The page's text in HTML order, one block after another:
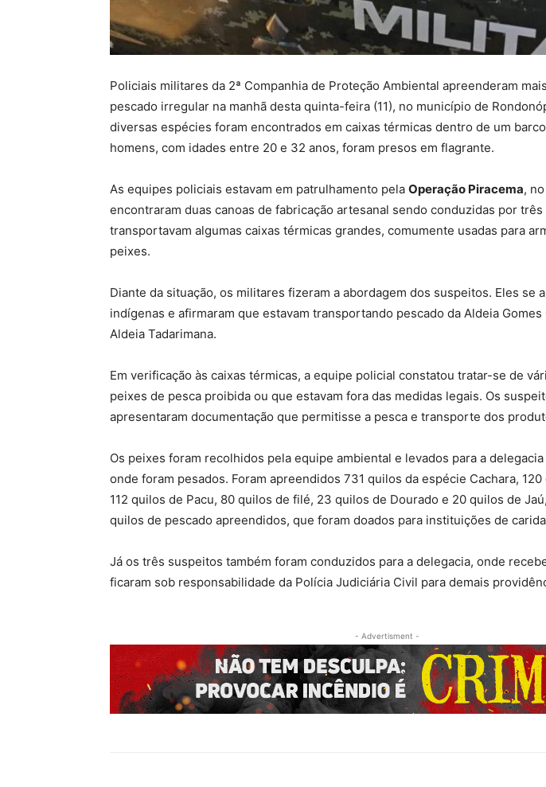
Policiais militares da 2ª Companhia de Proteção Ambiental apreenderam
pescado irregular na manhã desta quinta-feira (11), no município de
diversas espécies foram encontrados em caixas térmicas dentro de um
homens, com idades entre 20 e 32 anos, foram presos em flagrante.
As equipes policiais estavam em patrulhamento pela Operação Piracema,
encontraram duas canoas de fabricação artesanal sendo conduzidas por
transportavam algumas caixas térmicas grandes, comumente usadas para
peixes.
Diante da situação, os militares fizeram a abordagem dos suspeitos. Eles se
indígenas e afirmaram que estavam transportando pescado da Aldeia Gomes
Aldeia Tadarimana.
Em verificação às caixas térmicas, a equipe policial constatou tratar-se de
peixes de pesca proibida ou que estavam fora das medidas legais. Os
apresentaram documentação que permitisse a pesca e transporte dos
Os peixes foram recolhidos pela equipe ambiental e levados para a
onde foram pesados. Foram apreendidos 731 quilos da espécie Cachara,
112 quilos de Pacu, 80 quilos de filé, 23 quilos de Dourado e 20 quilos de
quilos de pescado apreendidos, que foram doados para instituições de
Já os três suspeitos também foram conduzidos para a delegacia, onde
ficaram sob responsabilidade da Polícia Judiciária Civil para demais
- Advertisment -